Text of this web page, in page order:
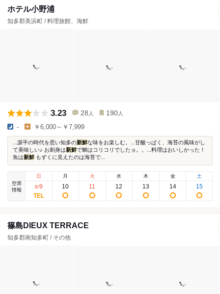
ホテル小野浦
知多郡美浜町 / 料理旅館、海鮮
3.23 28 人 190 人
- ￥6,000～￥7,999
...源平の時代を思い知多の新鮮な味をお楽しむ。...甘酸っぱく、海苔の風味がし
て美味しい♪ お刺身は新鮮で鯛はコリコリでしたョ。。...料理はおいしかった！
魚は新鮮 もずくに見えたのは海苔で...
空席
情報
日
8/9
月
10
火
11
水
12
木
13
金
14
土
15
篠島DIEUX TERRACE
知多郡南知多町 / その他